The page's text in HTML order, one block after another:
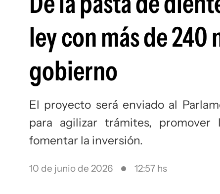
ley con más de
gobierno
El proyecto será enviado al
para agilizar trámites,
fomentar la inversión.
10 de junio de 2026 12:57 hs